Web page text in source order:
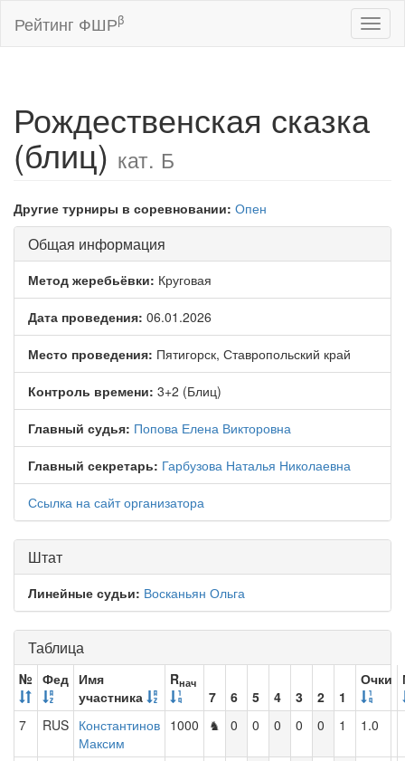
Рейтинг ФШРβ
Рождественская сказка
(блиц) кат. Б
Другие турниры в соревновании: Опен
Общая информация
Метод жеребьёвки: Круговая
Дата проведения: 06.01.2026
Место проведения: Пятигорск, Ставропольский край
Контроль времени: 3+2 (Блиц)
Главный судья: Попова Елена Викторовна
Главный секретарь: Гарбузова Наталья Николаевна
Ссылка на сайт организатора
Штат
Линейные судьи: Восканьян Ольга
Таблица
№ Фед Имя
участника
Rнач
7 6 5 4 3 2 1
Очки
7 RUS Константинов
Максим
1000 ♞ 0 0 0 0 0 1 1.0